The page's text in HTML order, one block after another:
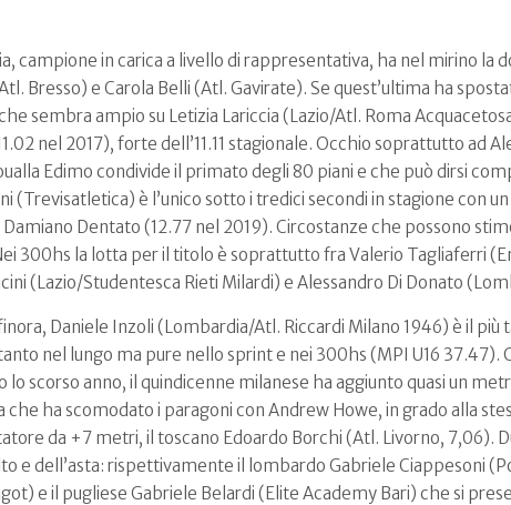
campione in carica a livello di rappresentativa, ha nel mirino
Bresso) e Carola Belli (Atl. Gavirate). Se quest’ultima ha
sembra ampio su Letizia Lariccia (Lazio/Atl. Roma
nel 2017), forte dell’11.11 stagionale. Occhio soprattutto ad
Edimo condivide il primato degli 80 piani e che può dirsi
(Trevisatletica) è l’unico sotto i tredici secondi in stagione con
Dentato (12.77 nel 2019). Circostanze che possono
300hs la lotta per il titolo è soprattutto fra Valerio Tagliaferri
(Lazio/Studentesca Rieti Milardi) e Alessandro Di Donato
Daniele Inzoli (Lombardia/Atl. Riccardi Milano 1946) è il
nel lungo ma pure nello sprint e nei 300hs (MPI U16
lo scorso anno, il quindicenne milanese ha aggiunto quasi un
ha scomodato i paragoni con Andrew Howe, in grado alla
da +7 metri, il toscano Edoardo Borchi (Atl. Livorno, 7,06).
e dell’asta: rispettivamente il lombardo Gabriele Ciappesoni
e il pugliese Gabriele Belardi (Elite Academy Bari) che si